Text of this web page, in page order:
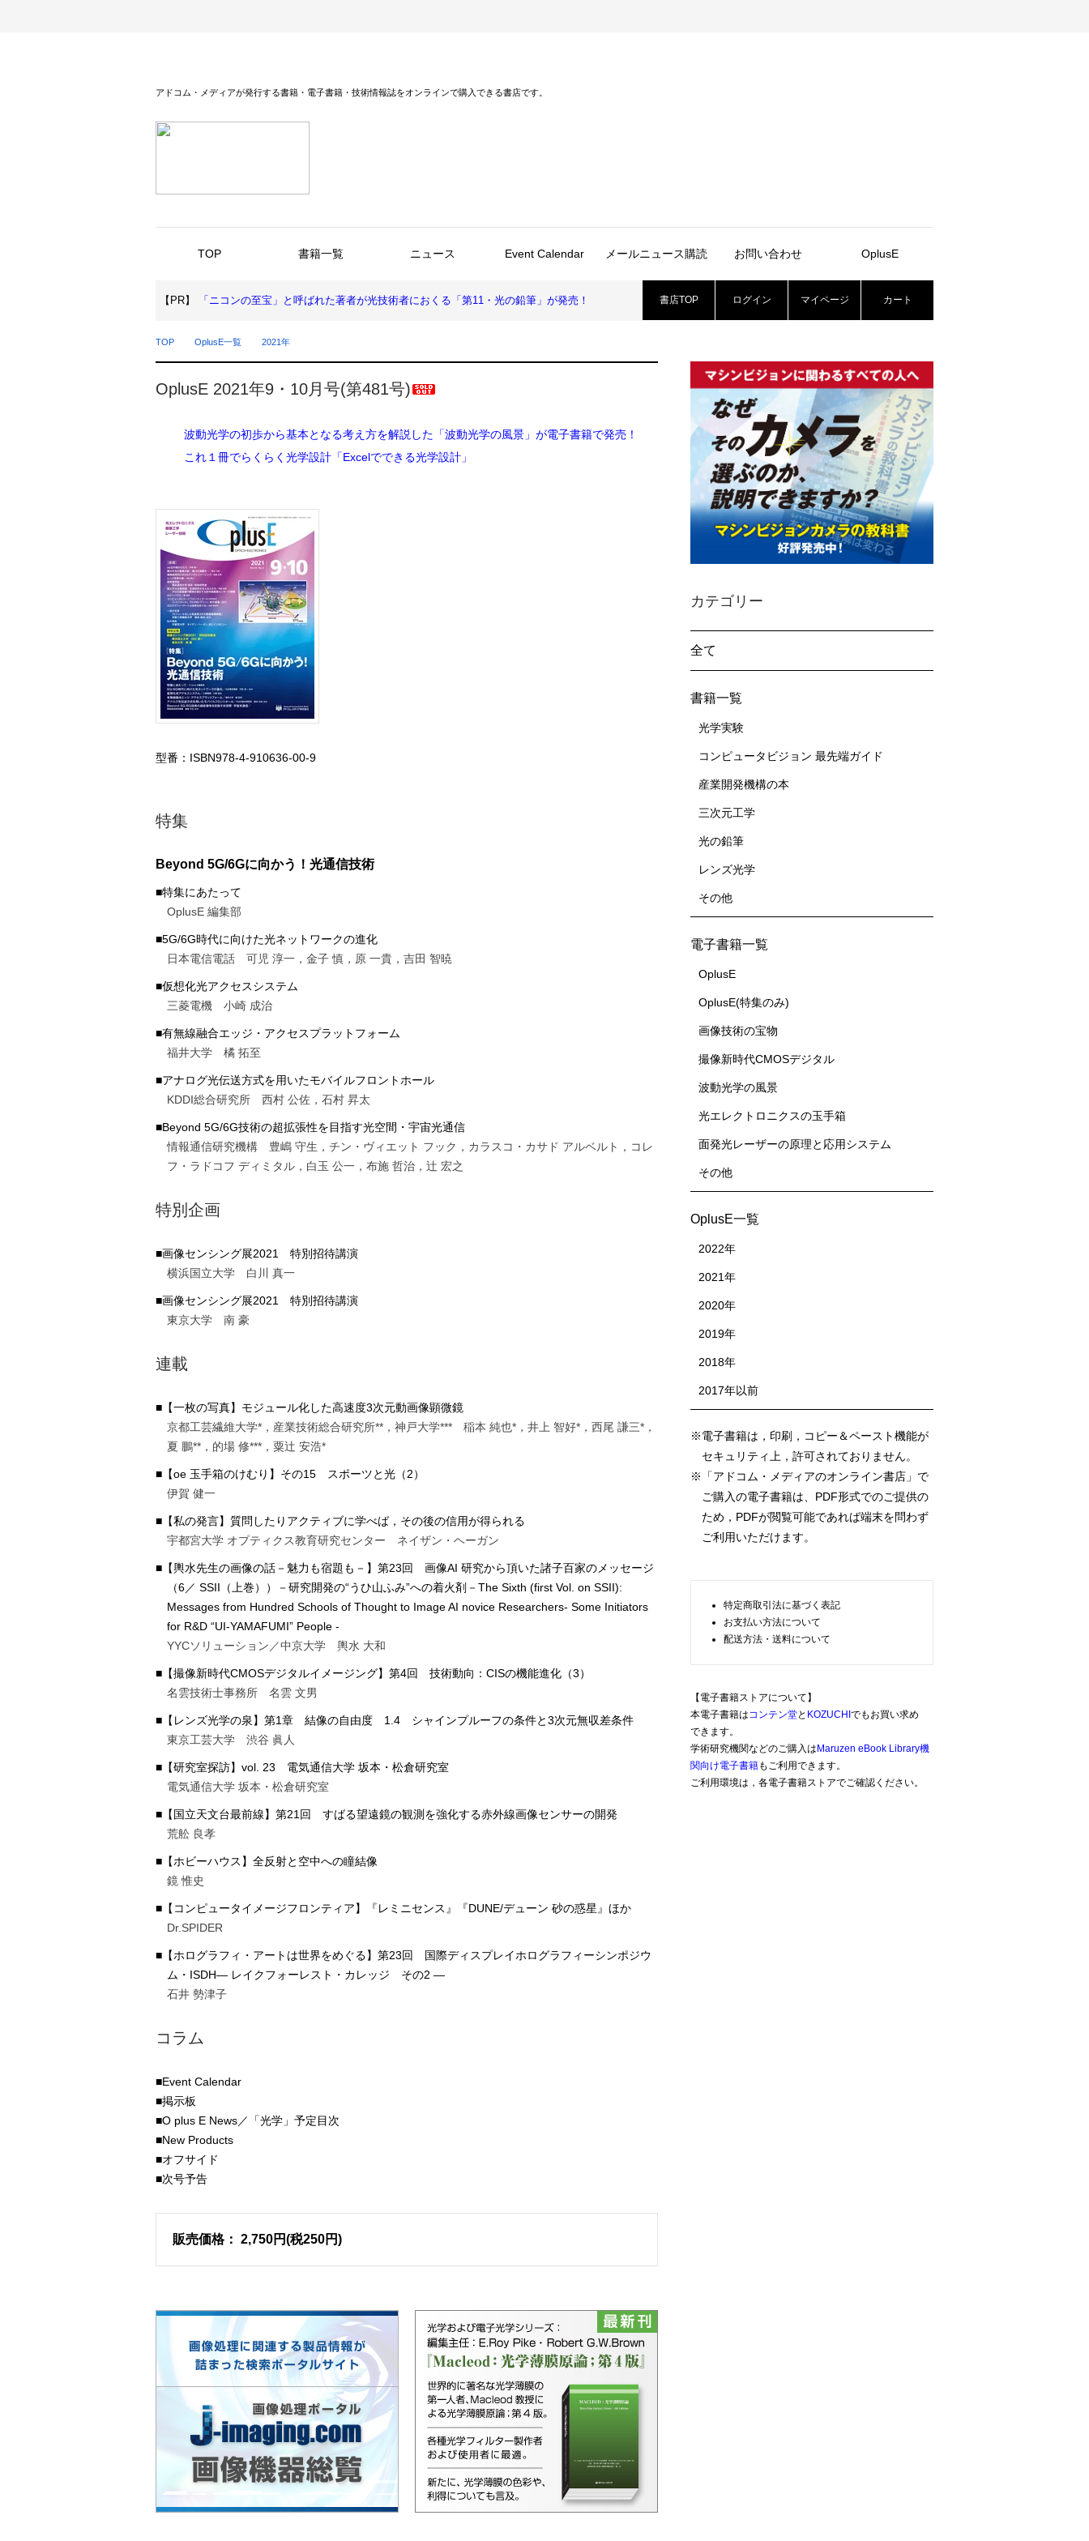
アドコム・メディアが発行する書籍・電子書籍・技術情報誌をオンラインで購入できる書店です。
TOP 書籍一覧 ニュース Event Calendar メールニュース購読 お問い合わせ OplusE
【PR】 「ニコンの至宝」と呼ばれた著者が光技術者におくる「第11・光の鉛筆」が発売！ 書店TOP ログイン マイページ カート
TOP OplusE一覧 2021年
OplusE 2021年9・10月号(第481号)
波動光学の初歩から基本となる考え方を解説した「波動光学の風景」が電子書籍で発売！
これ１冊でらくらく光学設計「Excelでできる光学設計」
型番：ISBN978-4-910636-00-9
特集
Beyond 5G/6Gに向かう！光通信技術
■特集にあたって
OplusE 編集部
■5G/6G時代に向けた光ネットワークの進化
日本電信電話 可児 淳一，金子 慎，原 一貴，吉田 智暁
■仮想化光アクセスシステム
三菱電機 小崎 成治
■有無線融合エッジ・アクセスプラットフォーム
福井大学 橘 拓至
■アナログ光伝送方式を用いたモバイルフロントホール
KDDI総合研究所 西村 公佐，石村 昇太
■Beyond 5G/6G技術の超拡張性を目指す光空間・宇宙光通信
情報通信研究機構 豊嶋 守生，チン・ヴィエット フック，カラスコ・カサド アルベルト，コレ
フ・ラドコフ ディミタル，白玉 公一，布施 哲治，辻 宏之
特別企画
■画像センシング展2021 特別招待講演
横浜国立大学 白川 真一
■画像センシング展2021 特別招待講演
東京大学 南 豪
連載
■【一枚の写真】モジュール化した高速度3次元動画像顕微鏡
京都工芸繊維大学*，産業技術総合研究所**，神戸大学*** 稲本 純也*，井上 智好*，西尾 謙三*，
夏 鵬**，的場 修***，粟辻 安浩*
■【oe 玉手箱のけむり】その15 スポーツと光（2）
伊賀 健一
■【私の発言】質問したりアクティブに学べば，その後の信用が得られる
宇都宮大学 オプティクス教育研究センター ネイザン・ヘーガン
■【輿水先生の画像の話－魅力も宿題も－】第23回 画像AI 研究から頂いた諸子百家のメッセージ
（6／ SSII（上巻））－研究開発の“うひ山ふみ”への着火剤－The Sixth (first Vol. on SSII):
Messages from Hundred Schools of Thought to Image AI novice Researchers- Some Initiators
for R&D “UI-YAMAFUMI” People -
YYCソリューション／中京大学 輿水 大和
■【撮像新時代CMOSデジタルイメージング】第4回 技術動向：CISの機能進化（3）
名雲技術士事務所 名雲 文男
■【レンズ光学の泉】第1章 結像の自由度 1.4 シャインプルーフの条件と3次元無収差条件
東京工芸大学 渋谷 眞人
■【研究室探訪】vol. 23 電気通信大学 坂本・松倉研究室
電気通信大学 坂本・松倉研究室
■【国立天文台最前線】第21回 すばる望遠鏡の観測を強化する赤外線画像センサーの開発
荒舩 良孝
■【ホビーハウス】全反射と空中への瞳結像
鏡 惟史
■【コンピュータイメージフロンティア】『レミニセンス』『DUNE/デューン 砂の惑星』ほか
Dr.SPIDER
■【ホログラフィ・アートは世界をめぐる】第23回 国際ディスプレイホログラフィーシンポジウ
ム・ISDH― レイクフォーレスト・カレッジ その2 ―
石井 勢津子
コラム
■Event Calendar
■掲示板
■O plus E News／「光学」予定目次
■New Products
■オフサイド
■次号予告
販売価格： 2,750円(税250円)
カテゴリー
全て
書籍一覧
光学実験
コンピュータビジョン 最先端ガイド
産業開発機構の本
三次元工学
光の鉛筆
レンズ光学
その他
電子書籍一覧
OplusE
OplusE(特集のみ)
画像技術の宝物
撮像新時代CMOSデジタル
波動光学の風景
光エレクトロニクスの玉手箱
面発光レーザーの原理と応用システム
その他
OplusE一覧
2022年
2021年
2020年
2019年
2018年
2017年以前
※電子書籍は，印刷，コピー＆ペースト機能が
セキュリティ上，許可されておりません。
※「アドコム・メディアのオンライン書店」で
ご購入の電子書籍は、PDF形式でのご提供の
ため，PDFが閲覧可能であれば端末を問わず
ご利用いただけます。
特定商取引法に基づく表記
お支払い方法について
配送方法・送料について
【電子書籍ストアについて】
本電子書籍はコンテン堂と KOZUCHI でもお買い求め
できます。
学術研究機関などのご購入は Maruzen eBook Library機
関向け電子書籍もご利用できます。
ご利用環境は，各電子書籍ストアでご確認ください。